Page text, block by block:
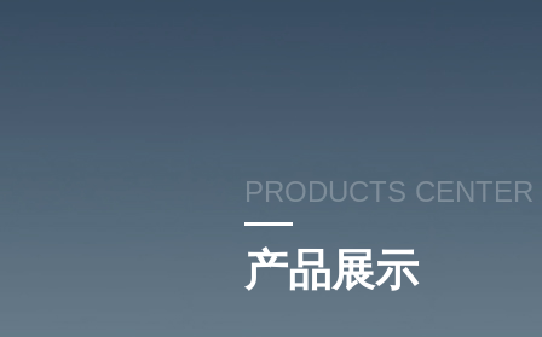
PRODUCTS CENTER
产品展示